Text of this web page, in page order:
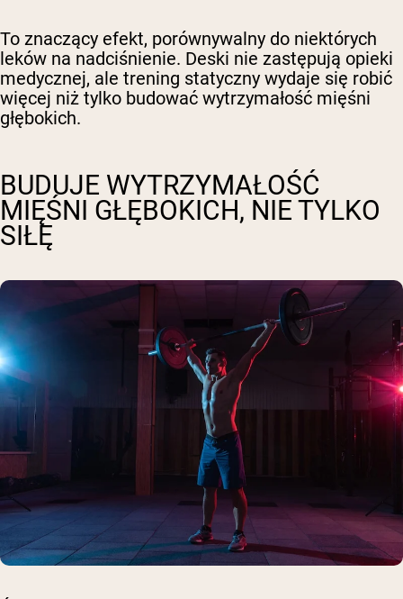
To znaczący efekt, porównywalny do niektórych
leków na nadciśnienie. Deski nie zastępują opieki
medycznej, ale trening statyczny wydaje się robić
więcej niż tylko budować wytrzymałość mięśni
głębokich.
BUDUJE WYTRZYMAŁOŚĆ
MIĘŚNI GŁĘBOKICH, NIE TYLKO
SIŁĘ